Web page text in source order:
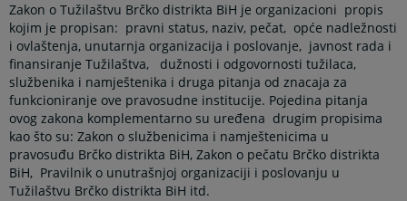
Zakon o Tužilaštvu Brčko distrikta BiH je organizacioni propis
kojim je propisan: pravni status, naziv, pečat, opće nadležnosti
i ovlaštenja, unutarnja organizacija i poslovanje, javnost rada i
finansiranje Tužilaštva, dužnosti i odgovornosti tužilaca,
službenika i namještenika i druga pitanja od znacaja za
funkcioniranje ove pravosudne institucije. Pojedina pitanja
ovog zakona komplementarno su uređena drugim propisima
kao što su: Zakon o službenicima i namještenicima u
pravosuđu Brčko distrikta BiH, Zakon o pečatu Brčko distrikta
BiH, Pravilnik o unutrašnjoj organizaciji i poslovanju u
Tužilaštvu Brčko distrikta BiH itd.